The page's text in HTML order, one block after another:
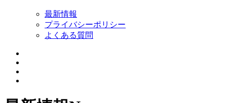
最新情報
プライバシーポリシー
よくある質問